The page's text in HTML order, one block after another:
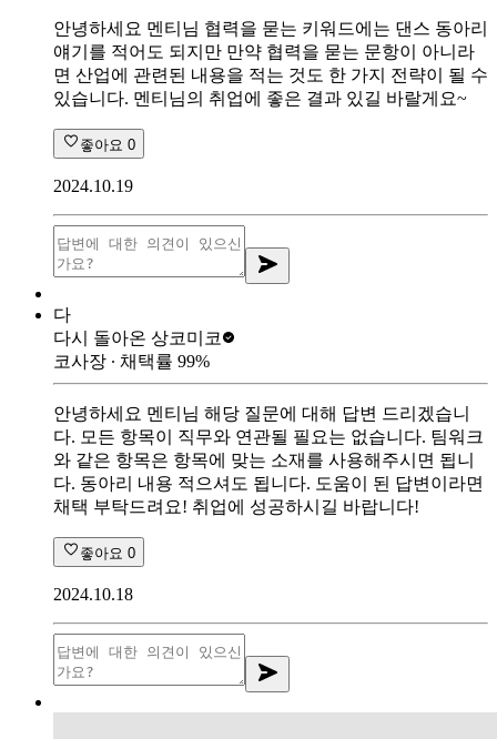
안녕하세요 멘티님 협력을 묻는 키워드에는 댄스 동아리
얘기를 적어도 되지만 만약 협력을 묻는 문항이 아니라
면 산업에 관련된 내용을 적는 것도 한 가지 전략이 될 수
있습니다. 멘티님의 취업에 좋은 결과 있길 바랄게요~
좋아요 0
2024.10.19
다
다시 돌아온 상코미코
코사장 ∙ 채택률 99%
안녕하세요 멘티님 해당 질문에 대해 답변 드리겠습니
다. 모든 항목이 직무와 연관될 필요는 없습니다. 팀워크
와 같은 항목은 항목에 맞는 소재를 사용해주시면 됩니
다. 동아리 내용 적으셔도 됩니다. 도움이 된 답변이라면
채택 부탁드려요! 취업에 성공하시길 바랍니다!
좋아요 0
2024.10.18